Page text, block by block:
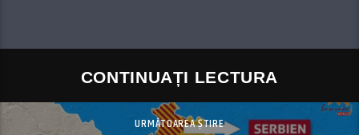
CONTINUAȚI LECTURA
URMĂTOAREA ȘTIRE